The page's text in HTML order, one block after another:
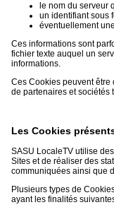
le nom du serveur
un identifiant sous
éventuellement
Ces informations sont
fichier texte auquel un
informations.
Ces Cookies peuvent
de partenaires et sociétés
Les Cookies
SASU LocaleTV utilise
Sites et de réaliser des
communiquées ainsi que
Plusieurs types de
ayant les finalités